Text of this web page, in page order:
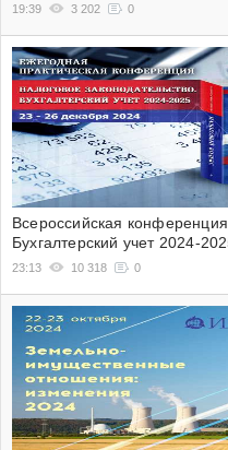
19:39 3 202 0
Всероссийская
Бухгалтерский учет 2024-
23:13 10 318 0